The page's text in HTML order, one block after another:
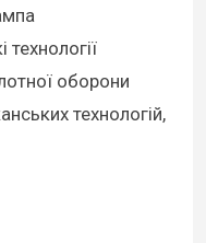
оборони
технологій,